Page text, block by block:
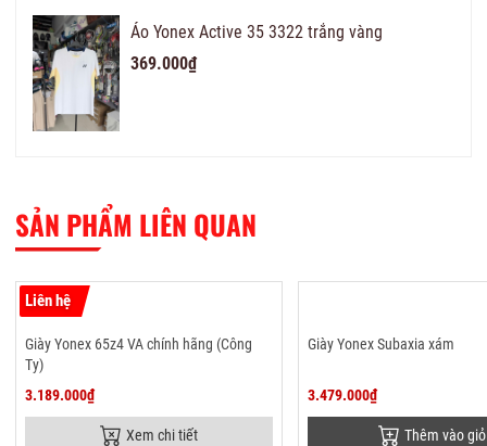
Áo Yonex Active 35 3322 trắng vàng
369.000₫
SẢN PHẨM LIÊN QUAN
Liên hệ
Giày Yonex 65z4 VA chính hãng (Công
Ty)
3.189.000₫
Xem chi tiết
Giày Yonex Subaxia xám
3.479.000₫
Thêm vào giỏ